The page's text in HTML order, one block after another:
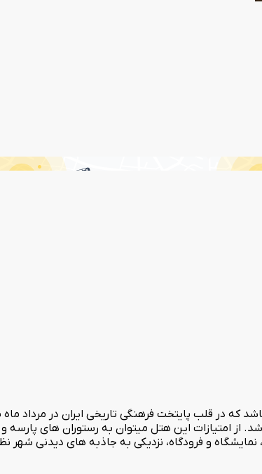
از امتیازات این هتل میتوان به رستوران های
نمایشگاه و فرودگاه، نزدیکی به جاذبه های دیدنی